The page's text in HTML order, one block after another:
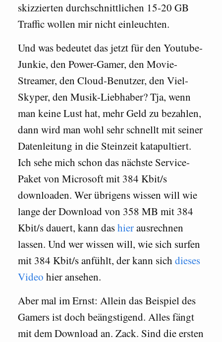
skizzierten durchschnittlichen 15-20 GB
Traffic wollen mir nicht einleuchten.
Und was bedeutet das jetzt für den Youtube-
Junkie, den Power-Gamer, den Movie-
Streamer, den Cloud-Benutzer, den Viel-
Skyper, den Musik-Liebhaber? Tja, wenn
man keine Lust hat, mehr Geld zu bezahlen,
dann wird man wohl sehr schnellt mit seiner
Datenleitung in die Steinzeit katapultiert.
Ich sehe mich schon das nächste Service-
Paket von Microsoft mit 384 Kbit/s
downloaden. Wer übrigens wissen will wie
lange der Download von 358 MB mit 384
Kbit/s dauert, kann dashierausrechnen
lassen. Und wer wissen will, wie sich surfen
mit 384 Kbit/s anfühlt, der kann sich dieses
Video hier ansehen.
Aber mal im Ernst: Allein das Beispiel des
Gamers ist doch beängstigend. Alles fängt
mit dem Download an. Zack. Sind die ersten